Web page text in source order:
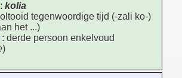
kolia
tegenwoordige tijd (-zali ko-)
het ...)
: derde persoon enkelvoud
)